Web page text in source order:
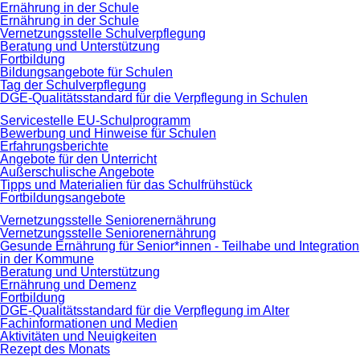
Ernährung in der Schule
Ernährung in der Schule
Vernetzungsstelle Schulverpflegung
Beratung und Unterstützung
Fortbildung
Bildungsangebote für Schulen
Tag der Schulverpflegung
DGE-Qualitätsstandard für die Verpflegung in Schulen
Servicestelle EU-Schulprogramm
Bewerbung und Hinweise für Schulen
Erfahrungsberichte
Angebote für den Unterricht
Außerschulische Angebote
Tipps und Materialien für das Schulfrühstück
Fortbildungsangebote
Vernetzungsstelle Seniorenernährung
Vernetzungsstelle Seniorenernährung
Gesunde Ernährung für Senior*innen - Teilhabe und Integration
in der Kommune
Beratung und Unterstützung
Ernährung und Demenz
Fortbildung
DGE-Qualitätsstandard für die Verpflegung im Alter
Fachinformationen und Medien
Aktivitäten und Neuigkeiten
Rezept des Monats